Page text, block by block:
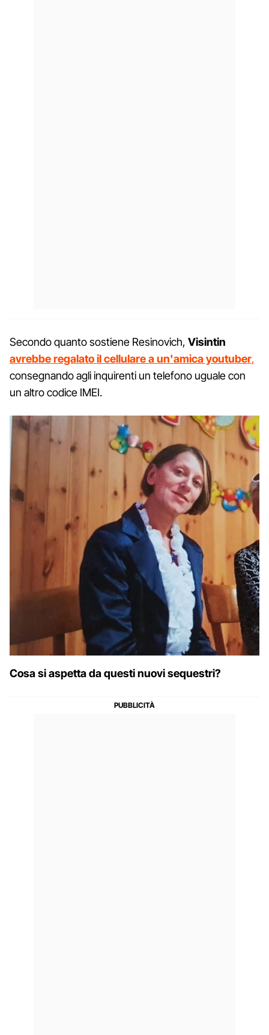
Secondo quanto sostiene Resinovich, Visintin
avrebbe regalato il cellulare a un'amica youtuber,
consegnando agli inquirenti un telefono uguale con
un altro codice IMEI.
Cosa si aspetta da questi nuovi sequestri?